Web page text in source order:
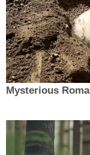
Mysterious